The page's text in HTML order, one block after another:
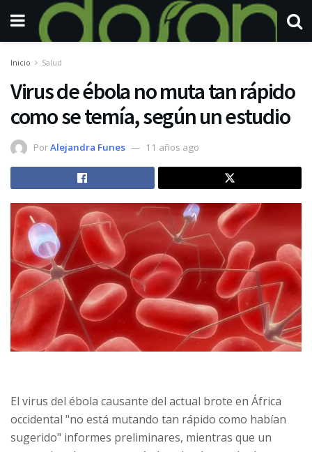
Inicio Salud
Virus de ébola no muta tan rápido
como se temía, según un estudio
PorAlejandra Funes 11 años ago
El virus del ébola causante del actual brote en África
occidental "no está mutando tan rápido como habían
sugerido" informes preliminares, mientras que un